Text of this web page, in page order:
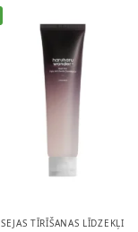
SEJAS TĪRĪŠANAS LĪDZEKĻI